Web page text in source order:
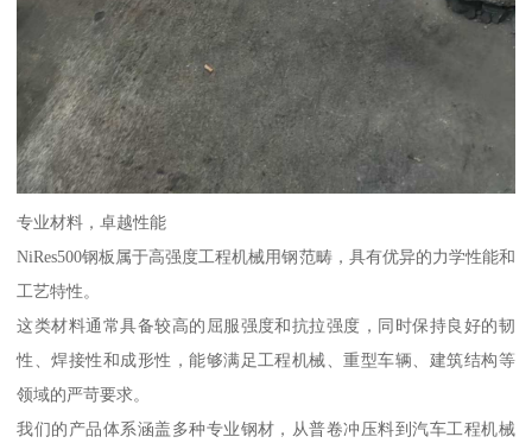
专业材料，卓越性能
NiRes500钢板属于高强度工程机械用钢范畴，具有优异的力学性能和
工艺特性。
这类材料通常具备较高的屈服强度和抗拉强度，同时保持良好的韧
性、焊接性和成形性，能够满足工程机械、重型车辆、建筑结构等
领域的严苛要求。
我们的产品体系涵盖多种专业钢材，从普卷冲压料到汽车工程机械